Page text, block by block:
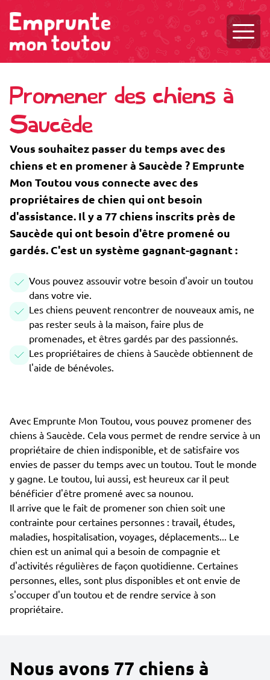
Promener des chiens à
Saucède
Vous souhaitez passer du temps avec des
chiens et en promener à Saucède ? Emprunte
Mon Toutou vous connecte avec des
propriétaires de chien qui ont besoin
d'assistance. Il y a 77 chiens inscrits près de
Saucède qui ont besoin d'être promené ou
gardés. C'est un système gagnant-gagnant :
Vous pouvez assouvir votre besoin d'avoir un toutou
dans votre vie.
Les chiens peuvent rencontrer de nouveaux amis, ne
pas rester seuls à la maison, faire plus de
promenades, et êtres gardés par des passionnés.
Les propriétaires de chiens à Saucède obtiennent de
l'aide de bénévoles.
Avec Emprunte Mon Toutou, vous pouvez promener des
chiens à Saucède. Cela vous permet de rendre service à un
propriétaire de chien indisponible, et de satisfaire vos
envies de passer du temps avec un toutou. Tout le monde
y gagne. Le toutou, lui aussi, est heureux car il peut
bénéficier d'être promené avec sa nounou.
Il arrive que le fait de promener son chien soit une
contrainte pour certaines personnes : travail, études,
maladies, hospitalisation, voyages, déplacements... Le
chien est un animal qui a besoin de compagnie et
d'activités régulières de façon quotidienne. Certaines
personnes, elles, sont plus disponibles et ont envie de
s'occuper d'un toutou et de rendre service à son
propriétaire.
Nous avons 77 chiens à